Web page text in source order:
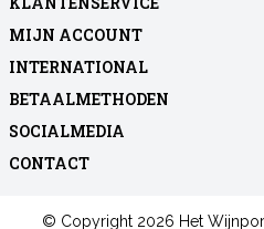
MIJN ACCOUNT
INTERNATIONAL
BETAALMETHODEN
SOCIALMEDIA
CONTACT
© Copyright 2026 Het